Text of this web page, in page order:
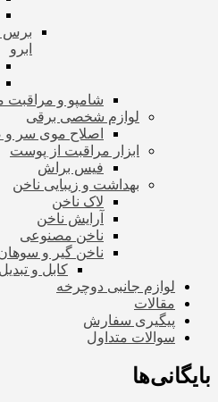
برس
ابرو
شامپو و مراقبت
لوازم شخصی برقی
اصلاح موی سر
ابزار مراقبت از پوست
فیس براش
بهداشت و زیبایی ناخن
لاک ناخن
آرایش ناخن
ناخن مصنوعی
ناخن گیر و
کابل و تبدیل HDMI
لوازم جانبی دوچرخه
مقالات
پیگیری سفارش
سوالات متداول
بایگانی‌ها